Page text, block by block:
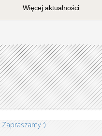
Więcej aktualności